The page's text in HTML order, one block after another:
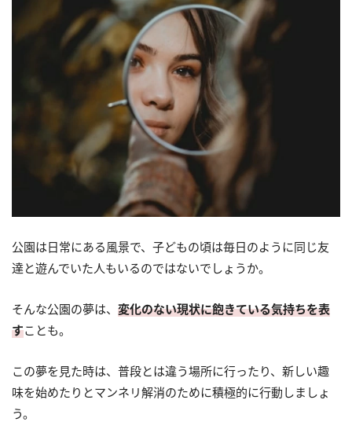
公園は日常にある風景で、子どもの頃は毎日のように同じ友
達と遊んでいた人もいるのではないでしょうか。
そんな公園の夢は、 変化のない現状に飽きている気持ちを表
すことも。
この夢を見た時は、普段とは違う場所に行ったり、新しい趣
味を始めたりとマンネリ解消のために積極的に行動しましょ
う。